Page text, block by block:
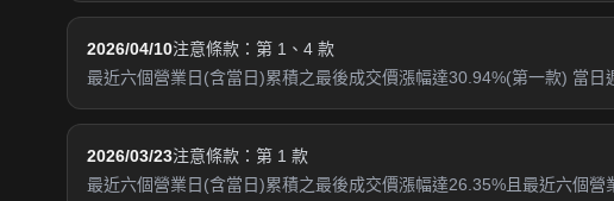
2026/04/10注意條款：第 1、4 款
最近六個營業日(含當日)累積之最後成交價漲幅達30.94%(第一款) 當日
2026/03/23注意條款：第 1 款
最近六個營業日(含當日)累積之最後成交價漲幅達26.35%且最近六個